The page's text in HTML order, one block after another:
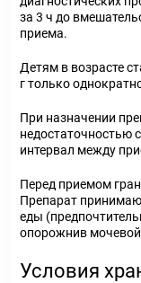
за 3 ч до
приема.
Детям в возрасте
г только
При назначении
недостаточностью
интервал между
Перед приемом
Препарат
еды
опорожнив
Условия